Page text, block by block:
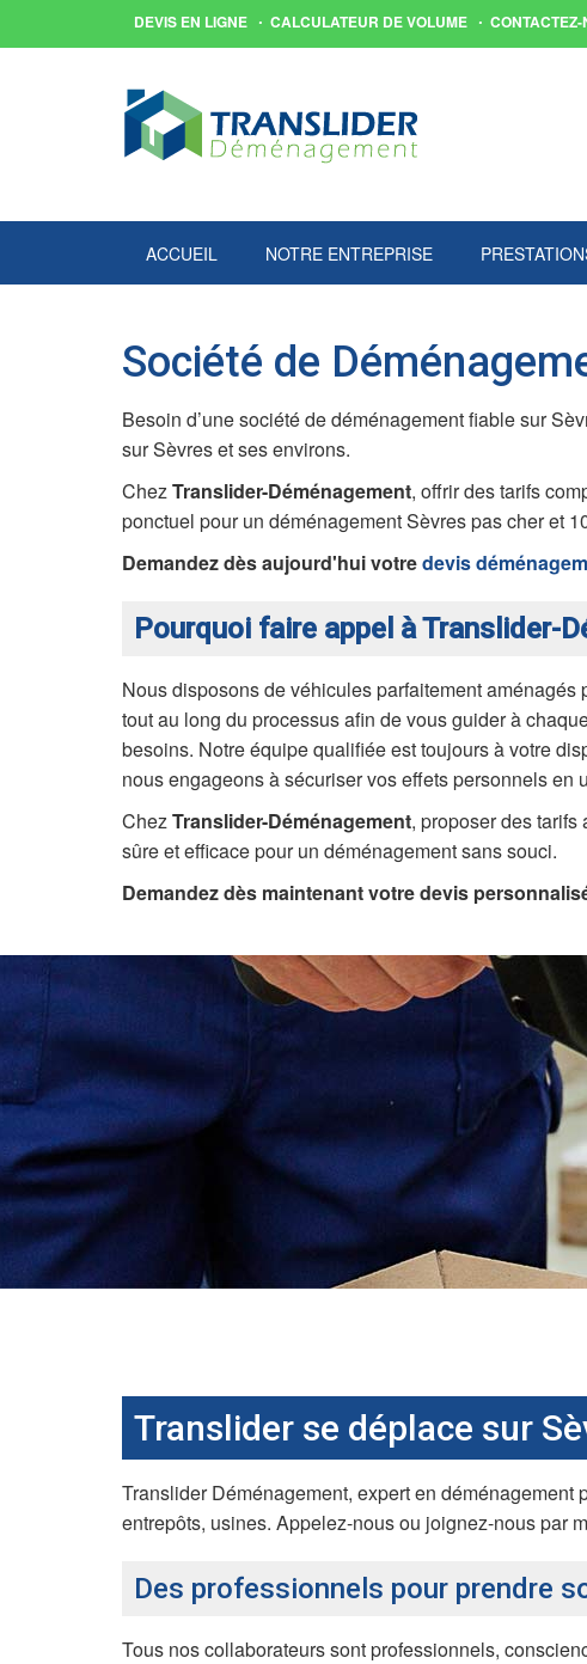
DEVIS EN LIGNE CALCULATEUR DE VOLUME CONTACTEZ-
ACCUEIL NOTRE ENTREPRISE
Société de
Besoin d’une société de déménagement fiable sur
sur Sèvres et ses environs.
ChezTranslider-Déménagement, offrir des tarifs
ponctuel pour un déménagement Sèvres pas cher et
Demandez dès aujourd'hui votredevis
Pourquoi faire appel à Translider-
Nous disposons de véhicules parfaitement
tout au long du processus afin de vous guider à
besoins. Notre équipe qualifiée est toujours à votre
nous engageons à sécuriser vos effets personnels
ChezTranslider-Déménagement, proposer des
sûre et efficace pour un déménagement sans souci.
Demandez dès maintenant votre devis
Translider se déplace sur
Translider Déménagement, expert en
entrepôts, usines. Appelez-nous ou joignez-nous par
Des professionnels pour prendre
Tous nos collaborateurs sont professionnels,